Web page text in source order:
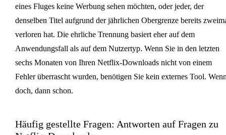
eines Fluges keine Werbung sehen möchten, oder jeder, der
denselben Titel aufgrund der jährlichen Obergrenze bereits
verloren hat. Die ehrliche Trennung basiert eher auf dem
Anwendungsfall als auf dem Nutzertyp. Wenn Sie in den letzten
sechs Monaten von Ihren Netflix-Downloads nicht von einem
Fehler überrascht wurden, benötigen Sie kein externes Tool.
doch, dann schon.
Häufig gestellte Fragen: Antworten auf Fragen zu